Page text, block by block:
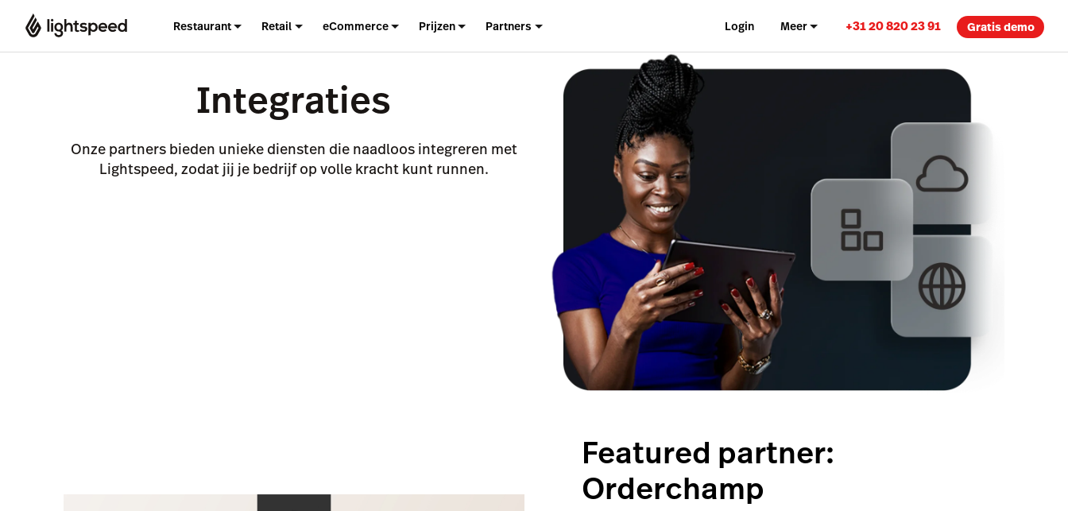
Restaurant Retail eCommerce Prijzen Partners Login Meer +31 20 820 23 91 Gratis demo
Integraties
Onze partners bieden unieke diensten die naadloos integreren met
Lightspeed, zodat jij je bedrijf op volle kracht kunt runnen.
Featured partner:
Orderchamp